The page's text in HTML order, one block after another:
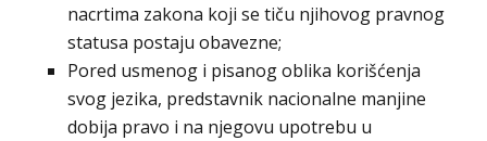
nacrtima zakona koji se tiču njihovog pravnog
statusa postaju obavezne;
Pored usmenog i pisanog oblika korišćenja
svog jezika, predstavnik nacionalne manjine
dobija pravo i na njegovu upotrebu u